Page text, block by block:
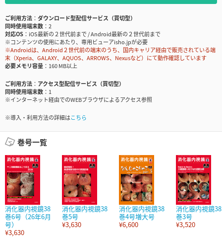
ご利用方法
ダウンロード型配信サービス（買切型）
同時使用端末数
2
対応OS
iOS最新の２世代前まで / Android最新の２世代前まで
※コンテンツの使用にあたり、専用ビューアisho.jpが必要
※Androidは、Android２世代前の端末のうち、国内キャリア経由で販売されている端
末（Xperia、GALAXY、AQUOS、ARROWS、Nexusなど）にて動作確認しています
必要メモリ容量
160 MB以上
ご利用方法
アクセス型配信サービス（買切型）
同時使用端末数
1
※インターネット経由でのWEBブラウザによるアクセス参照
※導入・利用方法の詳細はこちら
巻号一覧
消化器内視鏡38
巻6号（26年6月
号）
¥3,630
消化器内視鏡38
巻5号
¥3,630
消化器内視鏡38
巻4号増大号
¥6,600
消化器内視鏡38
巻3号
¥3,520